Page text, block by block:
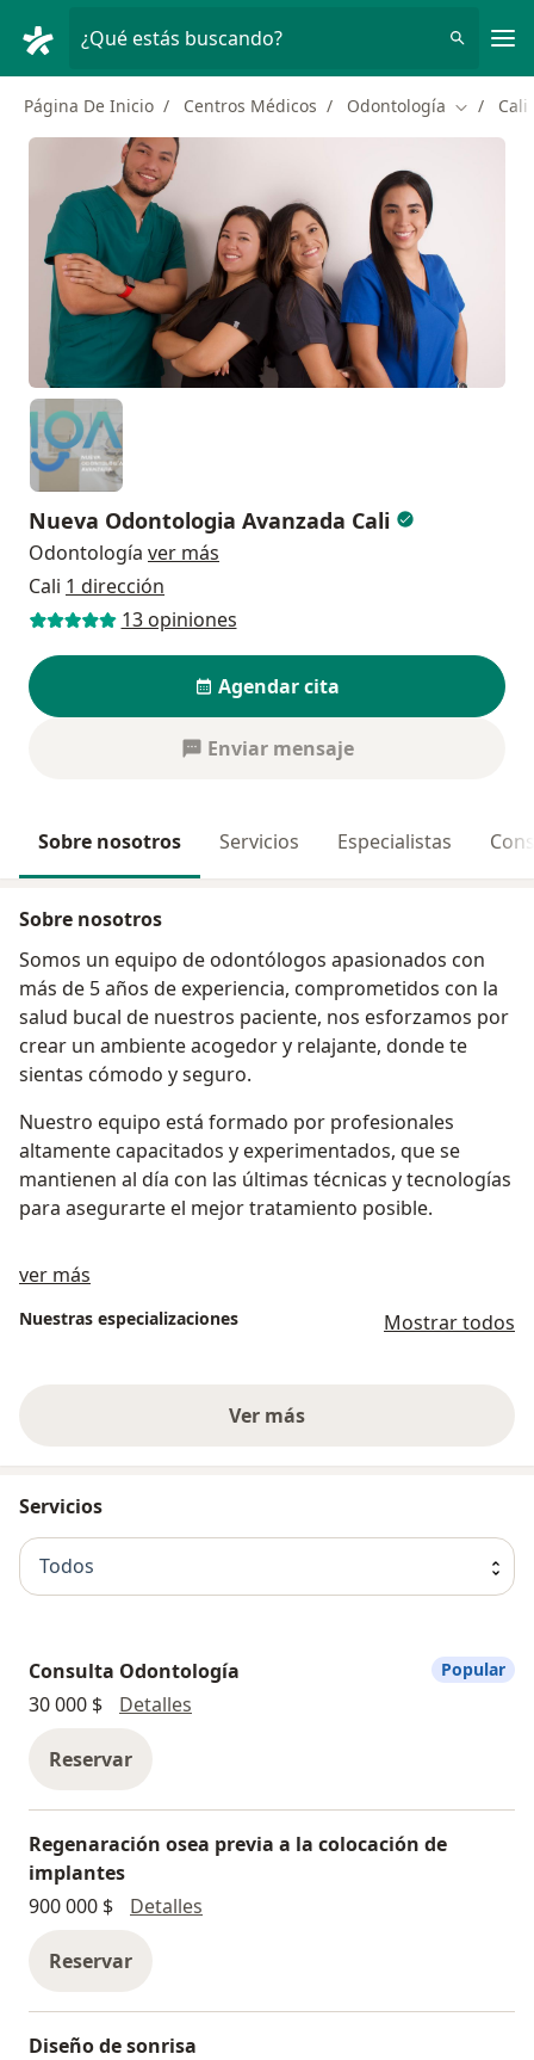
¿Qué estás buscando?
Página De Inicio Centros Médicos Odontología Cambiar
Cali
Nueva Odontologia Avanzada Cali
Odontología ver más
Cali 1 dirección
13 opiniones
Agendar cita
Enviar mensaje
Sobre nosotros Servicios Especialistas
Sobre nosotros
Somos un equipo de odontólogos apasionados con
más de 5 años de experiencia, comprometidos con la
salud bucal de nuestros paciente, nos esforzamos por
crear un ambiente acogedor y relajante, donde te
sientas cómodo y seguro.
Nuestro equipo está formado por profesionales
altamente capacitados y experimentados, que se
mantienen al día con las últimas técnicas y tecnologías
para asegurarte el mejor tratamiento posible.
ver más
Nuestras especializaciones Mostrar todos
Ver más
Servicios
Todos
Consulta Odontología
30 000 $
Detalles
Reservar
Popular
Regenaración osea previa a la colocación de
implantes
900 000 $
Detalles
Reservar
Diseño de sonrisa